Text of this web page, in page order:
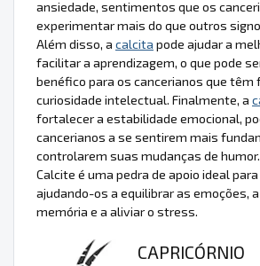
ansiedade, sentimentos que os
experimentar mais do que outros
Além disso, a calcita pode ajudar a
facilitar a aprendizagem, o que pode
benéfico para os cancerianos que têm
curiosidade intelectual. Finalmente, a
fortalecer a estabilidade emocional,
cancerianos a se sentirem mais
controlarem suas mudanças de
Calcite é uma pedra de apoio ideal
ajudando-os a equilibrar as emoções,
memória e a aliviar o stress.
CAPRICÓRNIO